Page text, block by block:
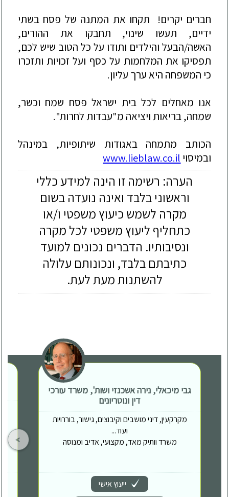
חברים יקרים! תקחו את המתנה של פסח בשתי
ידיים, תעשו שינוי, תחבקו את ההורים,
האשה/הבעל והילדים ותודו על כל הטוב שיש לכם,
תפסיקו את המלחמות על כסף ועל זכויות ותזכרו
כי המשפחה היא ערך עליון.
אנו מאחלים לכל בית ישראל פסח שמח וכשר,
שמחה, בריאות ויציאה מ"עבדות לחרות".
הכותב מתמחהבאגודות שיתופיות, במינהל
ובמיסוי www.lieblaw.co.il
הערה: רשימה זו הינה למידע כללי
וראשוני בלבד ואינה נועדה בשום
מקרה לשמש כיעוץ משפטי ו/או
כתחליף ליעוץ משפטי לכל מקרה
ונסיבותיו. הדברים נכונים למועד
כתיבתם בלבד, ונכונותם עלולה
להשתנות מעת לעת.
גבי מיכאלי, נירה אשכנזי ושות', משרד עורכי
דין ונוטריונים
מקרקעין, דיני מושבים וקיבוצים, גישור, בוררויות
ועוד...
משרד וותיק מאד, מקצועי, אדיב ומנוסה
ייעוץ אישי